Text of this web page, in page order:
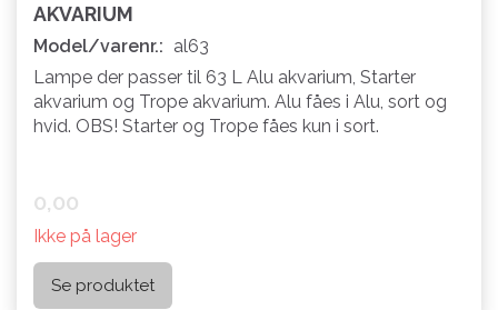
AKVARIUM
Model/varenr.: al63
Lampe der passer til 63 L Alu akvarium, Starter
akvarium og Trope akvarium. Alu fåes i Alu, sort og
hvid. OBS! Starter og Trope fåes kun i sort.
0,00
Ikke på lager
Se produktet